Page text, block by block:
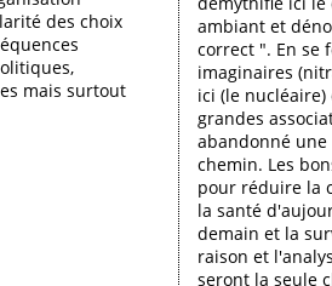
des choix
mais surtout
ambiant et
correct ". En se
imaginaires
ici (le nucléaire)
grandes
abandonné
chemin. Les
pour réduire la
la santé
demain et la
raison et
seront la seule